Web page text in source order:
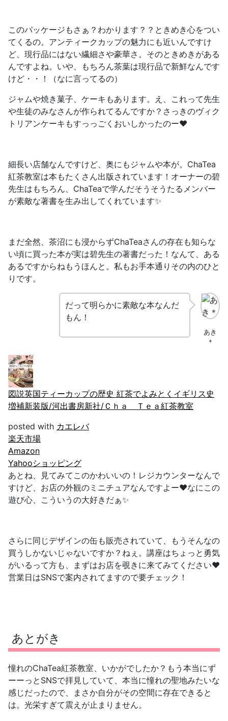
このパッケージもさぁ？わかります？？ときめき心をつい
てくるの。アンティークカップの魅力にも近いんですけ
ど、 現行品にはない繊細さや豪華さ 。そのときめきがある
んですよね。いや、もちろん茶葉は現行品で新鮮なんです
けど・・！（なに言ってるの）
ジャムや焼き菓子、ケーキもあります。え、これって先生
や生徒のみなさんが作られてるんですか？さっきのヴィク
トリアンケーキもすっっごくおいしかったのー❤️
細長い店舗なんですけど、奥にもジャムや本が。ChaTea
紅茶教室は本もたくさん出版されています！オーナーの碧
先生はもちろん、ChaTeaで学んだそうそうたるメンバー
が素敵な著書を生み出してくれています✨
まだ全然、茶沼にも浸からずChaTeaさんの存在も知らな
い頃に買った本が実は碧先生の著書だった！なんて、ある
あるですからねもうほんと。私もお手本通りその内のひと
りです。
あき
＊
だって明らかに素敵な本なんだ
もん！
図説英国ティーカップの歴史 紅茶でよみとくイギリス史
増補新装版/河出書房新社/Ｃｈａ Ｔｅａ紅茶教室
posted with カエレバ
楽天市場
Amazon
Yahooショッピング
あとね、見てみてこのかわいいの！レジカウンターなんで
すけど、お店の外観のミニチュアなんですよー❤️なにこの
遊び心、こういうの大好きだぁ✨
さらに同じデザインの缶も販売されていて、もうそんなの
買うしかないじゃないですか？ねぇ。講座はちょっと勇気
がいるって方も、まずはお店を覗きに来てみてください❤️
営業日はSNSで案内されてますので要チェック！
あとがき
憧れのChaTea紅茶教室、いかがでしたか？もう本当にず
ーーっとSNSで拝見していて、本当に憧れの聖地みたいな
感じだったので、まさか自分がその空間に存在できると
は。光栄すぎて震えが止まりません。